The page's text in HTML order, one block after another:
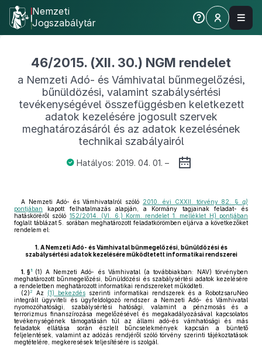
Nemzeti
Jogszabálytár
46/2015. (XII. 30.) NGM rendelet
a Nemzeti Adó- és Vámhivatal bűnmegelőzési,
bűnüldözési, valamint szabálysértési
tevékenységével összefüggésben keletkezett
adatok kezelésére jogosult szervek
meghatározásáról és az adatok kezelésének
technikai szabályairól
Hatályos: 2019. 04. 01. –
A Nemzeti Adó- és Vámhivatalról szóló 2010. évi CXXII. törvény 82. § g)
pontjában kapott felhatalmazás alapján, a Kormány tagjainak feladat- és
hatásköréről szóló 152/2014. (VI. 6.) Korm. rendelet 1. melléklet H) pontjában
foglalt táblázat 5. sorában meghatározott feladatkörömben eljárva a következőket
rendelem el:
1. A Nemzeti Adó- és Vámhivatal bűnmegelőzési, bűnüldözési és
szabálysértési adatok kezelésére működtetett informatikai rendszerei
1. §1 (1) A Nemzeti Adó- és Vámhivatal (a továbbiakban: NAV) törvényben
meghatározott bűnmegelőzési, bűnüldözési és szabálysértési adatok kezelésére
a rendeletben meghatározott informatikai rendszereket működteti.
(2)2 Az (1) bekezdés szerinti informatikai rendszerek és a RobotzsaruNeo
integrált ügyviteli és ügyfeldolgozó rendszer a Nemzeti Adó- és Vámhivatal
nyomozóhatósági, szabálysértési hatósági, valamint a pénzmosás és a
terrorizmus finanszírozása megelőzésével és megakadályozásával kapcsolatos
tevékenységének támogatásán túl az állami adó-és vámhatósági és más
feladatok ellátása során észlelt bűncselekmények kapcsán a büntető
feljelentések, valamint az adózás rendjéről szóló törvény szerinti tájékoztatások
megtételére, megkeresések teljesítésére is szolgál.